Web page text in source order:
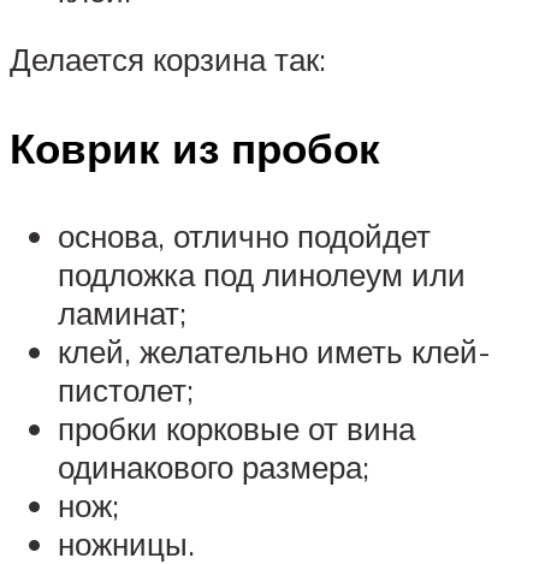
Делается корзина так:
Коврик из пробок
основа, отлично подойдет
подложка под линолеум или
ламинат;
клей, желательно иметь клей-
пистолет;
пробки корковые от вина
одинакового размера;
нож;
ножницы.